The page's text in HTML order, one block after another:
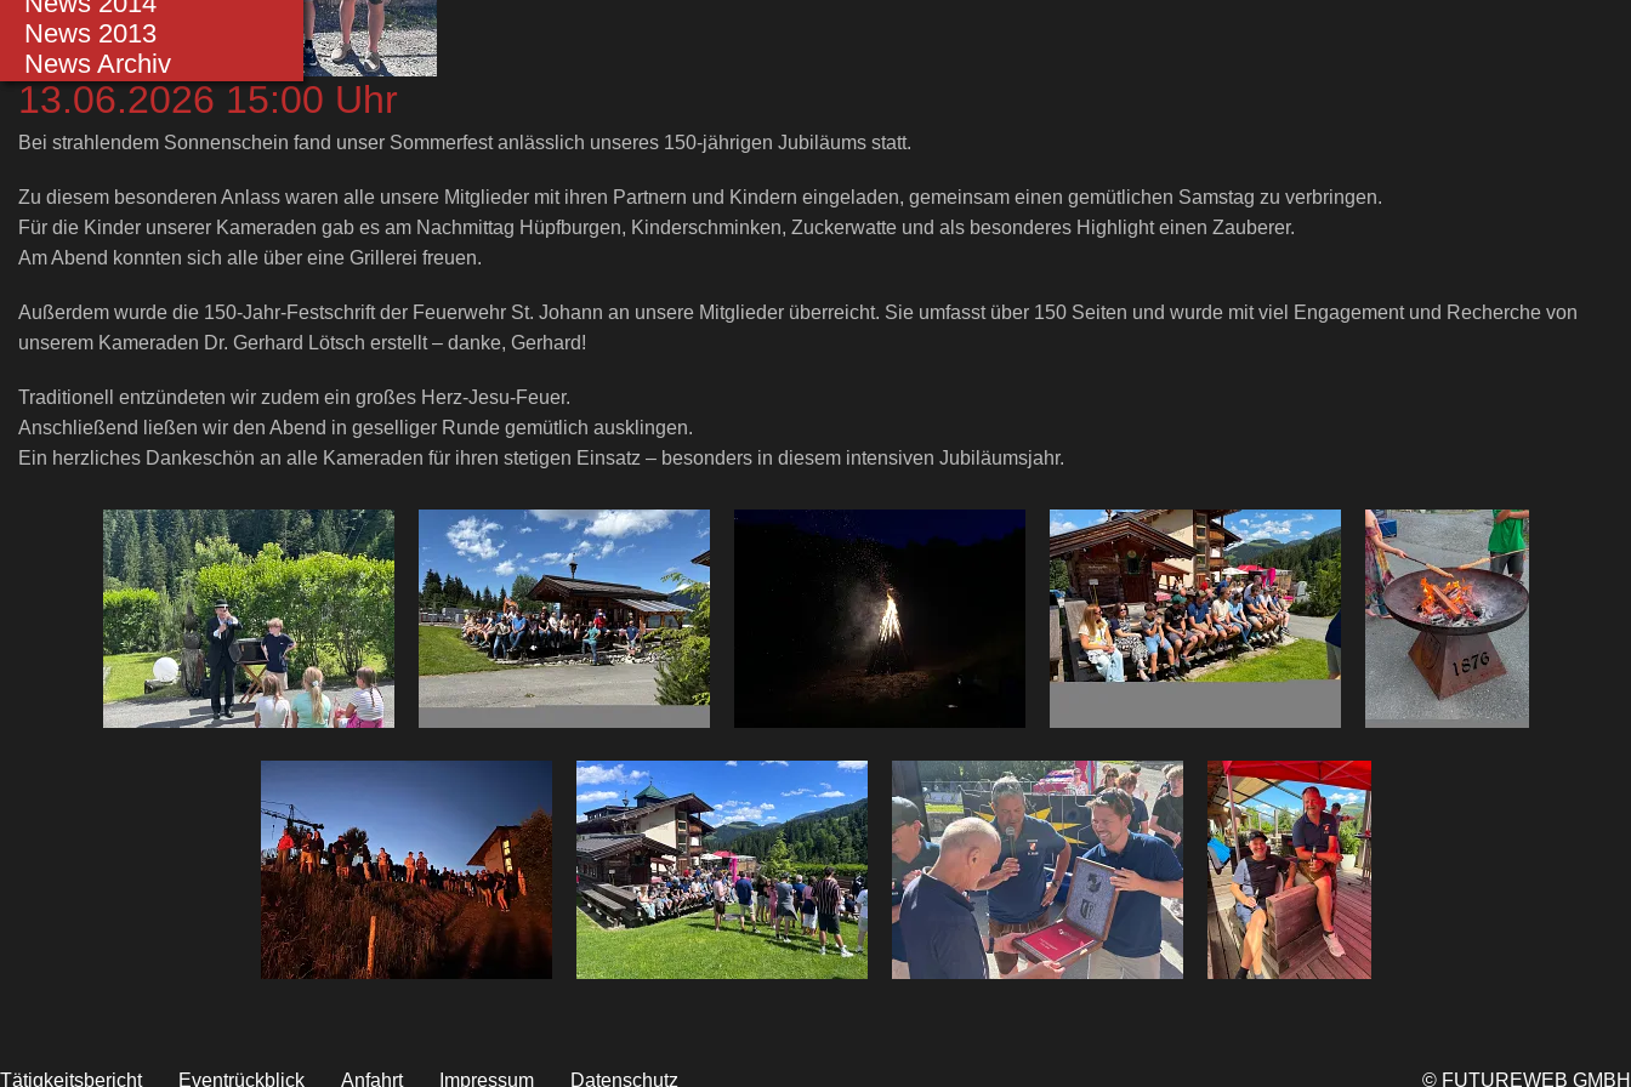
Einsätze 2013
Einsätze bis 2012
News 2013
News Archiv
13.06.2026 15:00 Uhr
Bei strahlendem Sonnenschein fand unser Sommerfest anlässlich unseres 150-jährigen Jubiläums statt.
Zu diesem besonderen Anlass waren alle unsere Mitglieder mit ihren Partnern und Kindern eingeladen, gemeinsam einen gemütlichen Samstag zu verbringen.
Für die Kinder unserer Kameraden gab es am Nachmittag Hüpfburgen, Kinderschminken, Zuckerwatte und als besonderes Highlight einen Zauberer.
Am Abend konnten sich alle über eine Grillerei freuen.
Außerdem wurde die 150-Jahr-Festschrift der Feuerwehr St. Johann an unsere Mitglieder überreicht. Sie umfasst über 150 Seiten und wurde mit viel Engagement und Recherche von
unserem Kameraden Dr. Gerhard Lötsch erstellt – danke, Gerhard!
Traditionell entzündeten wir zudem ein großes Herz-Jesu-Feuer.
Anschließend ließen wir den Abend in geselliger Runde gemütlich ausklingen.
Ein herzliches Dankeschön an alle Kameraden für ihren stetigen Einsatz – besonders in diesem intensiven Jubiläumsjahr.
Tätigkeitsbericht Eventrückblick Anfahrt Impressum Datenschutz © FUTUREWEB GMBH